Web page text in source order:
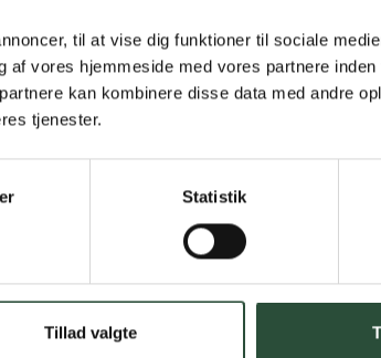
til at vise dig funktioner til sociale
vores hjemmeside med vores partnere inden
kan kombinere disse data med andre
tjenester.
Statistik
Tillad valgte
Personlig
Hurtig levering
Hurtigt leveringen via GLS,
Faste lave
*Gælder ikke